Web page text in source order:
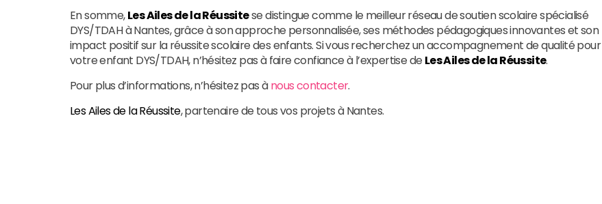
En somme,Les Ailes de la Réussitese distingue comme le meilleur réseau de soutien scolaire spécialisé
DYS/TDAH à Nantes, grâce à son approche personnalisée, ses méthodes pédagogiques innovantes et son
impact positif sur la réussite scolaire des enfants. Si vous recherchez un accompagnement de qualité pour
votre enfant DYS/TDAH, n’hésitez pas à faire confiance à l’expertise de Les Ailes de la Réussite.
Pour plus d’informations, n’hésitez pas ànous contacter.
Les Ailes de la Réussite, partenaire de tous vos projets à Nantes.